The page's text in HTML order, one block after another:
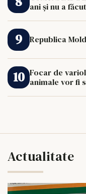
ani și nu a
Republica
Focar de
animale vor fi
Actualitate